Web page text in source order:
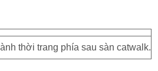
thời trang phía sau sàn catwalk.